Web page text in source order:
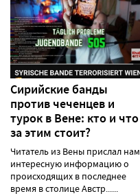
Сирийские банды
против чеченцев и
турок в Вене: кто и что
за этим стоит?
Читатель из Вены прислал нам
интересную информацию о
происходящих в последнее
время в столице Австр......